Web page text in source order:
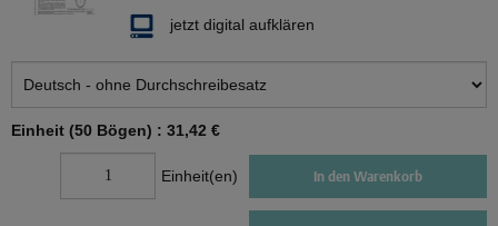
jetzt digital aufklären
Einheit (50 Bögen) : 31,42 €
Einheit(en) In den Warenkorb